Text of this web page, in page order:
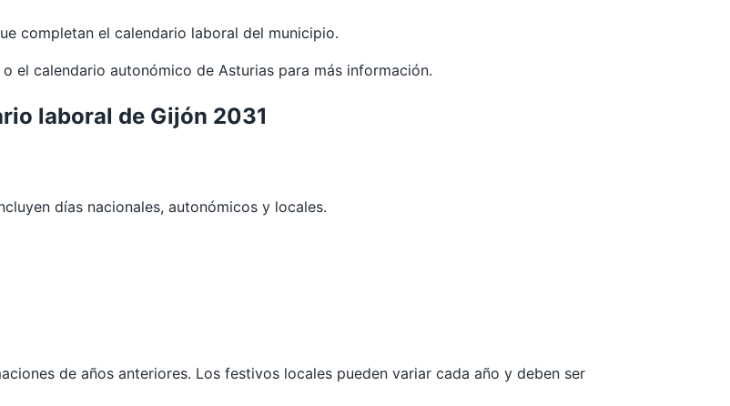
completan el calendario laboral del municipio.
o el calendario autonómico de Asturias para más información.
laboral de Gijón 2031
días nacionales, autonómicos y locales.
de años anteriores. Los festivos locales pueden variar cada año y deben ser